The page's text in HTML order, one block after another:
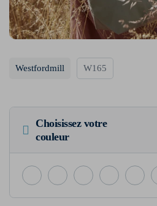
Westfordmill W165
Choisissez votre
couleur